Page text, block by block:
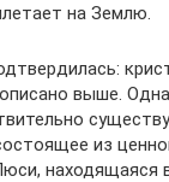
на Землю.
выше.
из
находящаяся